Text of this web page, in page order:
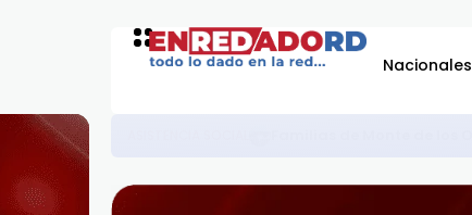
Nacionales